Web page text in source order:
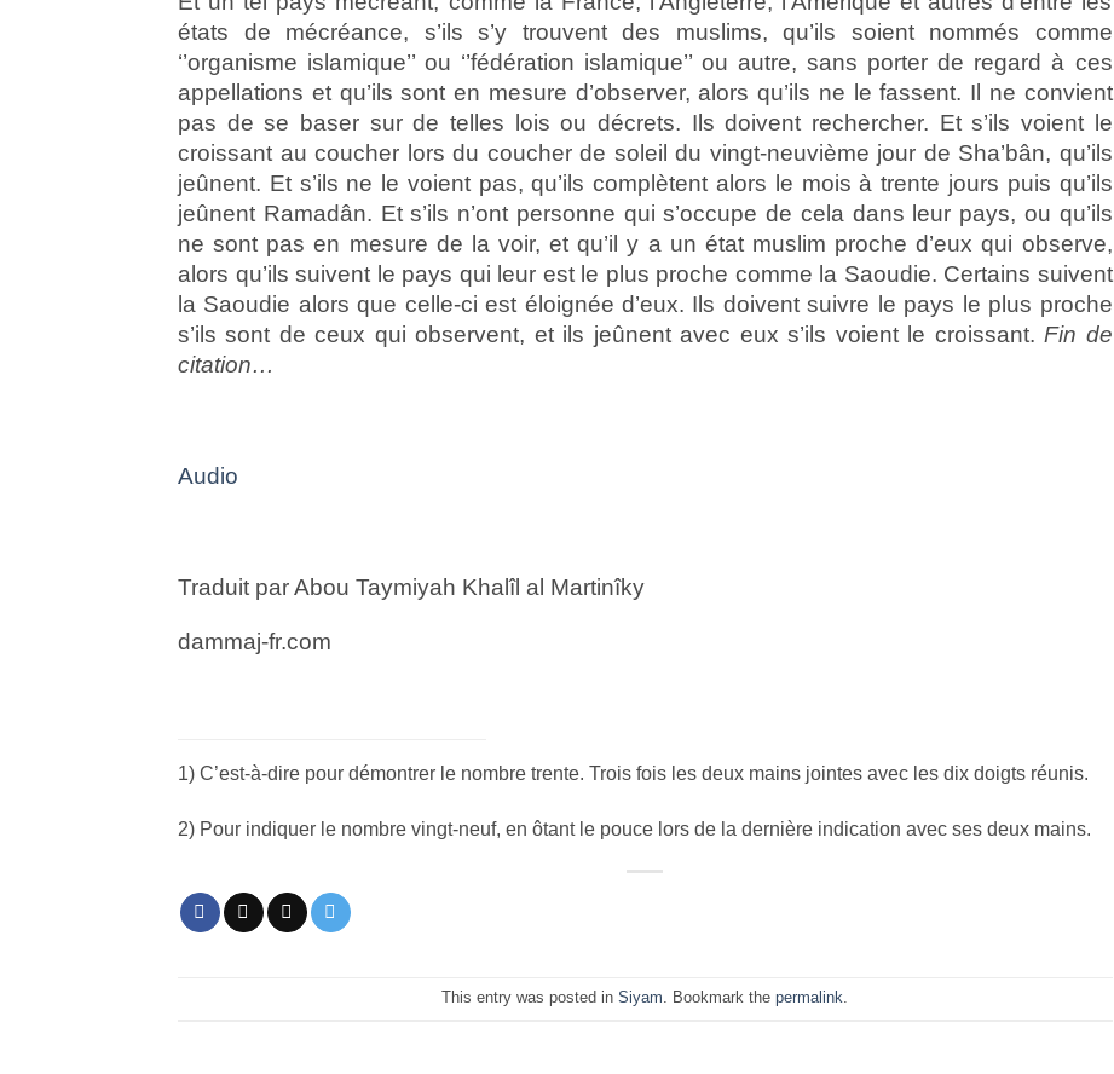
états de mécréance, s’ils s’y trouvent des muslims, qu’ils soient nommés comme
‘’organisme islamique’’ ou ‘’fédération islamique’’ ou autre, sans porter de regard à ces
appellations et qu’ils sont en mesure d’observer, alors qu’ils ne le fassent. Il ne convient
pas de se baser sur de telles lois ou décrets. Ils doivent rechercher. Et s’ils voient le
croissant au coucher lors du coucher de soleil du vingt-neuvième jour de Sha’bân, qu’ils
jeûnent. Et s’ils ne le voient pas, qu’ils complètent alors le mois à trente jours puis qu’ils
jeûnent Ramadân. Et s’ils n’ont personne qui s’occupe de cela dans leur pays, ou qu’ils
ne sont pas en mesure de la voir, et qu’il y a un état muslim proche d’eux qui observe,
alors qu’ils suivent le pays qui leur est le plus proche comme la Saoudie. Certains suivent
la Saoudie alors que celle-ci est éloignée d’eux. Ils doivent suivre le pays le plus proche
s’ils sont de ceux qui observent, et ils jeûnent avec eux s’ils voient le croissant.Fin de
citation…
Audio
Traduit par Abou Taymiyah Khalîl al Martinîky
dammaj-fr.com
1) C’est-à-dire pour démontrer le nombre trente. Trois fois les deux mains jointes avec les dix doigts réunis.
2) Pour indiquer le nombre vingt-neuf, en ôtant le pouce lors de la dernière indication avec ses deux mains.
This entry was posted inSiyam. Bookmark thepermalink.